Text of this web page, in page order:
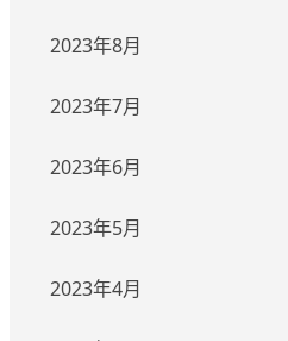
2023年8月
2023年7月
2023年6月
2023年5月
2023年4月